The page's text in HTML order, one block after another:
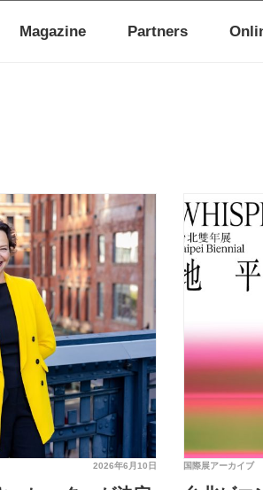
Magazine Partners
2026年6月10日 国際展アーカイブ